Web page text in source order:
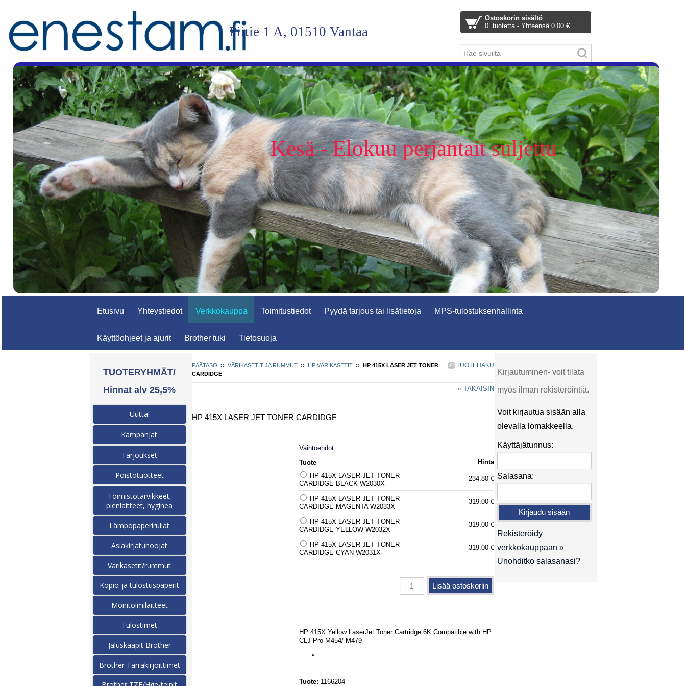
Ostoskorin sisältö
0 tuotetta - Yhteensä 0.00 €
Piitie 1 A, 01510 Vantaa
Kesä - Elokuu perjantait suljettu
Etusivu Yhteystiedot Verkkokauppa Toimitustiedot Pyydä tarjous tai lisätietoja MPS-tulostuksenhallinta
Käyttöohjeet ja ajurit Brother tuki Tietosuoja
TUOTEHAKU
PÄÄTASO ›› VÄRIKASETIT JA RUMMUT›› HP VÄRIKASETIT›› HP 415X LASER JET TONER
CARDIDGE
« TAKAISIN
HP 415X LASER JET TONER CARDIDGE
Vaihtoehdot
Tuote
Hinta
HP 415X LASER JET TONER
CARDIDGE BLACK W2030X
234.80 €
HP 415X LASER JET TONER
CARDIDGE MAGENTA W2033X
319.00 €
HP 415X LASER JET TONER
CARDIDGE YELLOW W2032X
319.00 €
HP 415X LASER JET TONER
CARDIDGE CYAN W2031X
319.00 €
HP 415X Yellow LaserJet Toner Cartridge 6K Compatible with HP
CLJ Pro M454/ M479
Tuote: 1166204
TUOTERYHMÄT/
Hinnat alv 25,5%
Uutta!
Kampanjat
Tarjoukset
Poistotuotteet
Toimistotarvikkeet,
pienlaitteet, hyginea
Lämpöpaperirullat
Asiakirjatuhoojat
Värikasetit/rummut
Kopio-ja tulostuspaperit
Monitoimilaitteet
Tulostimet
Jaluskaapit Brother
Brother Tarrakirjoittimet
Kirjautuminen- voit tilata
myös ilman rekisteröintiä.
Voit kirjautua sisään alla
olevalla lomakkeella.
Käyttäjätunnus:
Salasana:
Rekisteröidy
verkkokauppaan »
Unohditko salasanasi?